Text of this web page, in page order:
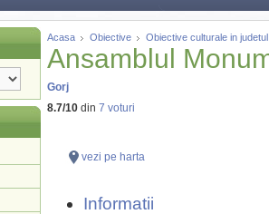
Acasa Obiective Obiective culturale in
Ansamblul
Gorj
8.7/10 din 7 voturi
vezi pe harta
Informatii